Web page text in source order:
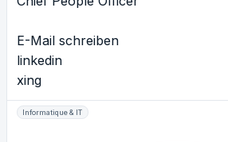
E-Mail schreiben
linkedin
xing
Informatique & IT